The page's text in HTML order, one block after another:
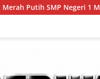
1 Mulia Kab. Puncak Jaya